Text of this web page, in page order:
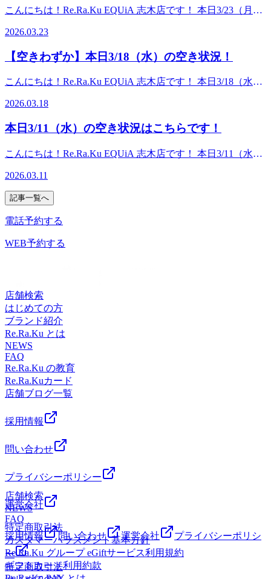
康と癒やしの時間」を選んでみませんか？6月28日（日）ま
くチェックしてみてくださいね。皆様のご利用、そして大切
す！
下さい♪ 当店では、お疲れの状態に合わせて、最適なコース
状態にあったコースが分からない方は、ぜひお気軽にスタッ
同心よりお待ちしております。
----------------------------------------------- リラクではお支払いがもっ
とお得になる【リラクペイカード】がスタートしました！ま
に、お身体のメンテナンスできるチャンスですので是非ご利
用下さい！詳しくは、店頭スタッフまでお問い合わせくださ
いませ。 皆さまのご来店、スタッフ一同心よりお待ちして
こんにちは！Re.Ra.Ku EQUiA 志木店です！ 本日3/23（月）
---------------------------------------------今朝は少し雨も降り涼しさ
を感じましたね！3連休が明け、今日からまたお仕事という
方も多いのではないでしょうか？既にお疲れが気になり始め
てみてください(^^♪ 今月のおすすめは極上セットコースで
す♪クリームを使って首元をじっくり流すネックリンパ20分
ける期間限定セットコースです。 お身体の状態に合わせて
コースのご提案もさせていただきますでの、ぜひお気軽にご
相談くださいませ♪皆さまのご来店、スタッフ一同心よりお
2026.03.23
【空きわずか】本日3/18（水）の空き状況！
こんにちは！Re.Ra.Ku EQUiA 志木店です！ 本日3/18（水）
---------------------------------------------3月に入り春らしい暖かさが
あったかと思えば、また最近は涼しい日が続いていますね！
季節の変わり目はお天気だけでなく、体調にも変化が起こり
など、お身体の不調のある方はぜひ当店の全身ボディケアで
リラックスしてみませんか？ 今月のおすすめは極上セット
コースです♪クリームを使って首元をじっくり流すネックリ
ンパ20分とお疲れに合わせてボディケア・フットケアをお選
びいただける期間限定セットコースです。 お身体の状態に
合わせてコースのご提案もさせていただきますでの、ぜひお
心よりお待ちしております。
2026.03.18
本日3/11（水）の空き状況はこちらです！
こんにちは！Re.Ra.Ku EQUiA 志木店です！ 本日3/11（水）
能です！ご希望の場合は、事前にご予約・お問い合わせいた
だけますとスムーズにご案内が出来ます。またネット上で空
きがない場合でも、ご案内が出来る場合がございますのでお
気軽にお問い合わせくださいませ。 ---------------------------------
とお得になる【リラクペイカード】がスタートしました！ま
いませ。 皆さまのご来店、スタッフ一同心よりお待ちして
おります。
2026.03.11
記事一覧へ
電話予約する
WEB予約する
店舗検索
はじめての方
ブランド紹介
Re.Ra.Ku とは
NEWS
FAQ
Re.Ra.Ku の教育
Re.Ra.Kuカード
店舗ブログ一覧
採用情報
問い合わせ
プライバシーポリシー
運営会社
特定商取引法
カスタマーハラスメント基本方針
Re.Ra.Ku グループ eGiftサービス利用規約
ギフトカード利用約款
店舗検索
NEWS
FAQ
採用情報
問い合わせ 運営会社
プライバシーポリシ
ー
特定商取引法